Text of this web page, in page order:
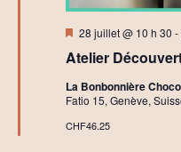
Atelier
Mis
avant
28 juillet @ 10 h 30 -
La Bonbonnière
Fatio 15, Genève,
CHF46.25